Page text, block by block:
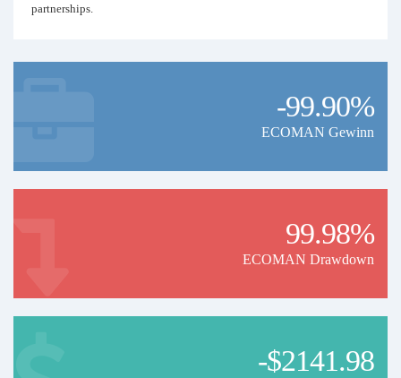
partnerships.
-99.90%
ECOMAN Gewinn
99.98%
ECOMAN Drawdown
-$2141.98